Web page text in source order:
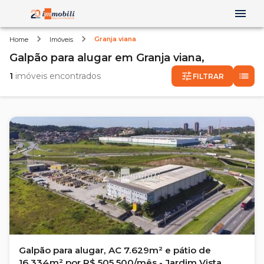
Home Imóveis Granja viana
Galpão para alugar em Granja viana,
1 imóveis encontrados FILTRAR
Galpão para alugar, AC 7.629m² e pátio de